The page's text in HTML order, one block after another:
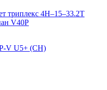
триплекс 4H–15–33.2T
V40P